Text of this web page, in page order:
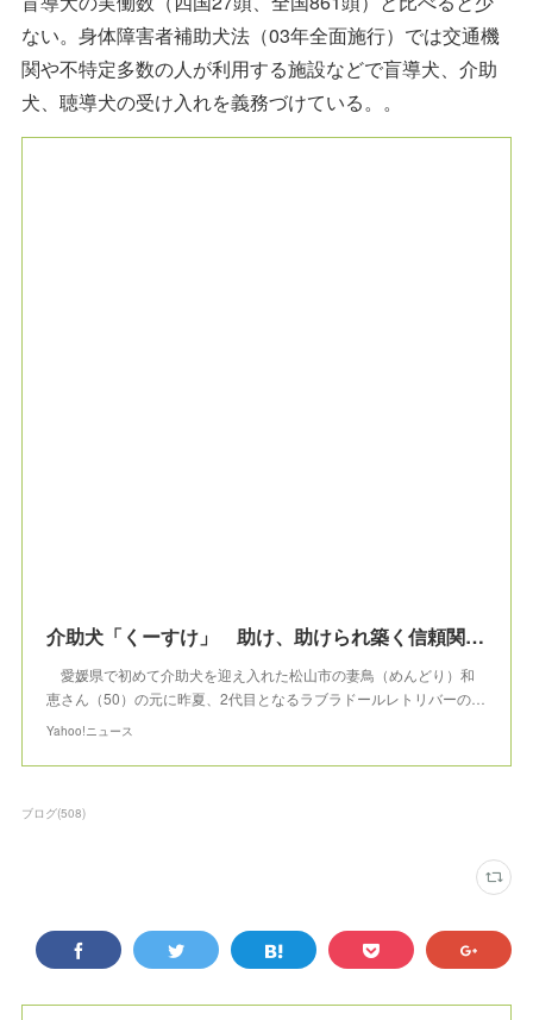
ない。身体障害者補助犬法（03年全面施行）では交通機
関や不特定多数の人が利用する施設などで盲導犬、介助
犬、聴導犬の受け入れを義務づけている。。
介助犬「くーすけ」 助け、助けられ築く信頼関係 愛媛2頭目（毎日新聞） - Yahoo!ニュース
愛媛県で初めて介助犬を迎え入れた松山市の妻鳥（めんどり）和
恵さん（50）の元に昨夏、2代目となるラブラドールレトリバーの…
Yahoo!ニュース
ブログ(508)